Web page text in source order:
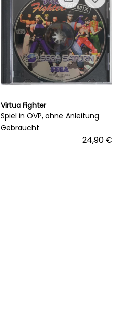
Virtua Fighter
Spiel in OVP, ohne Anleitung
Gebraucht
24,90 €